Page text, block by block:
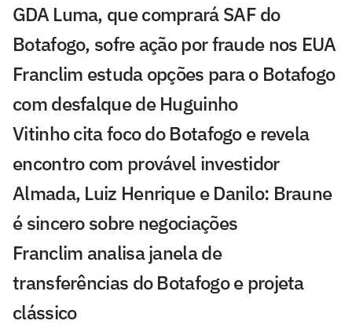
GDA Luma, que comprará SAF do
Botafogo, sofre ação por fraude nos EUA
Franclim estuda opções para o Botafogo
com desfalque de Huguinho
Vitinho cita foco do Botafogo e revela
encontro com provável investidor
Almada, Luiz Henrique e Danilo: Braune
é sincero sobre negociações
Franclim analisa janela de
transferências do Botafogo e projeta
clássico